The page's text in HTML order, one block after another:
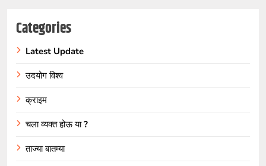
Categories
Latest Update
उदयोग विश्व
क्राइम
चला व्यक्त होऊ या ?
ताज्या बातम्या